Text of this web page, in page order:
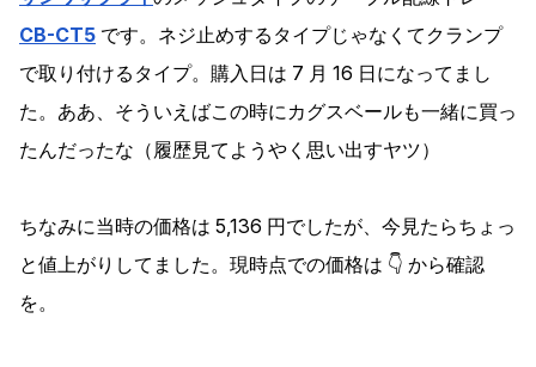
CB-CT5 です。ネジ止めするタイプじゃなくてクランプ
で取り付けるタイプ。購入日は 7 月 16 日になってまし
た。ああ、そういえばこの時にカグスベールも一緒に買っ
たんだったな（履歴見てようやく思い出すヤツ）
ちなみに当時の価格は 5,136 円でしたが、今見たらちょっ
と値上がりしてました。現時点での価格は 👇 から確認
を。